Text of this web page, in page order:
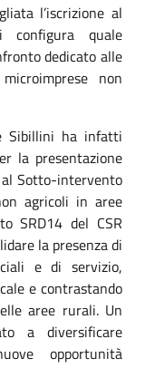
l’iscrizione al
quale
dedicato alle
non
Sibillini ha infatti
la presentazione
al Sotto-intervento
agricoli in aree
SRD14 del CSR
la presenza di
e di servizio,
e contrastando
aree rurali. Un
a diversificare
opportunità